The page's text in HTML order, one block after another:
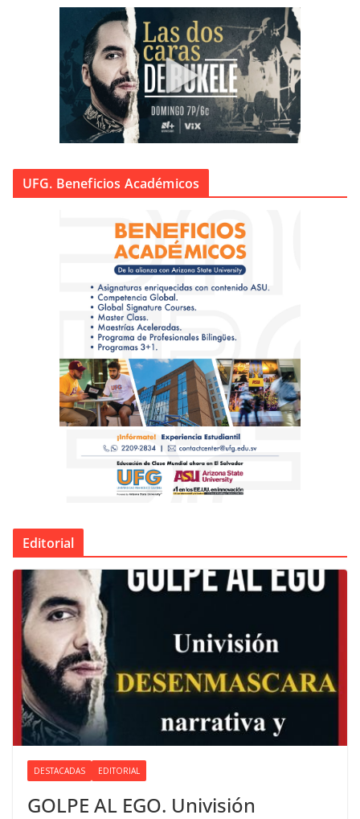
UFG. Beneficios Académicos
Editorial
DESTACADAS EDITORIAL
GOLPE AL EGO. Univisión